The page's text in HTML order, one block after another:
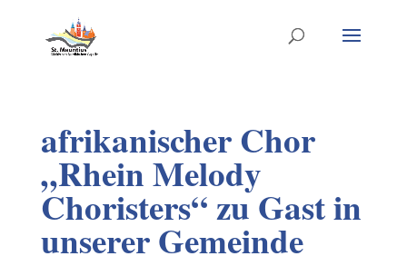
afrikanischer Chor
„Rhein Melody
Choristers“ zu Gast in
unserer Gemeinde